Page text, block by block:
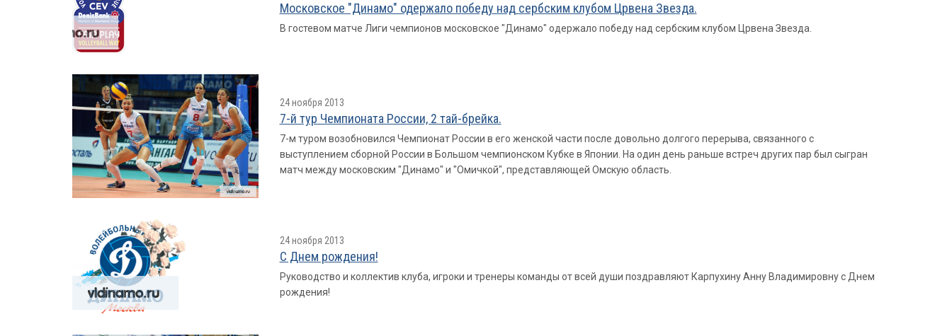
Московское "Динамо" одержало победу над сербским клубом Црвена Звезда.
В гостевом матче Лиги чемпионов московское "Динамо" одержало победу над сербским клубом Црвена Звезда.
24 ноября 2013
7-й тур Чемпионата России, 2 тай-брейка.
7-м туром возобновился Чемпионат России в его женской части после довольно долгого перерыва, связанного с
выступлением сборной России в Большом чемпионском Кубке в Японии. На один день раньше встреч других пар был сыгран
матч между московским "Динамо" и "Омичкой", представляющей Омскую область.
24 ноября 2013
С Днем рождения!
Руководство и коллектив клуба, игроки и тренеры команды от всей души поздравляют Карпухину Анну Владимировну с Днем
рождения!